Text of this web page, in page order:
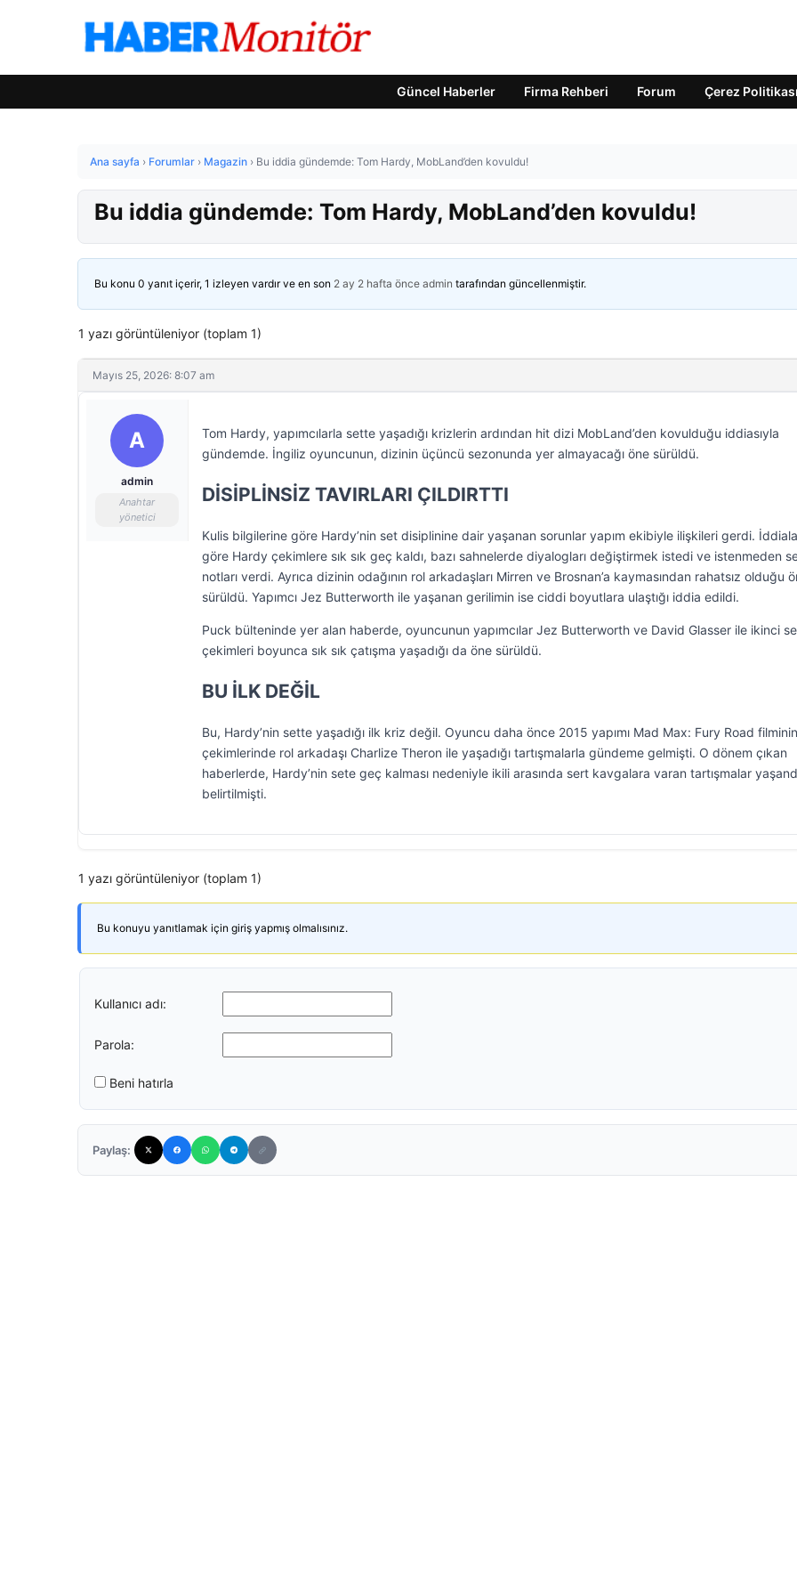
Güncel Haberler Firma Rehberi Forum Çerez Politikası
Ana sayfa › Forumlar › Magazin › Bu iddia gündemde: Tom Hardy, MobLand’den kovuldu!
Bu iddia gündemde: Tom Hardy, MobLand’den kovuldu!
Bu konu 0 yanıt içerir, 1 izleyen vardır ve en son 2 ay 2 hafta önce admin tarafından güncellenmiştir.
1 yazı görüntüleniyor (toplam 1)
Mayıs 25, 2026: 8:07 am
A
admin
Anahtar
yönetici
Tom Hardy, yapımcılarla sette yaşadığı krizlerin ardından hit dizi MobLand’den kovulduğu iddiasıyla
gündemde. İngiliz oyuncunun, dizinin üçüncü sezonunda yer almayacağı öne sürüldü.
DİSİPLİNSİZ TAVIRLARI ÇILDIRTTI
Kulis bilgilerine göre Hardy’nin set disiplinine dair yaşanan sorunlar yapım ekibiyle ilişkileri gerdi.
göre Hardy çekimlere sık sık geç kaldı, bazı sahnelerde diyalogları değiştirmek istedi ve istenmeden
notları verdi. Ayrıca dizinin odağının rol arkadaşları Mirren ve Brosnan’a kaymasından rahatsız olduğu
sürüldü. Yapımcı Jez Butterworth ile yaşanan gerilimin ise ciddi boyutlara ulaştığı iddia edildi.
Puck bülteninde yer alan haberde, oyuncunun yapımcılar Jez Butterworth ve David Glasser ile ikinci
çekimleri boyunca sık sık çatışma yaşadığı da öne sürüldü.
BU İLK DEĞİL
Bu, Hardy’nin sette yaşadığı ilk kriz değil. Oyuncu daha önce 2015 yapımı Mad Max: Fury Road filminin
çekimlerinde rol arkadaşı Charlize Theron ile yaşadığı tartışmalarla gündeme gelmişti. O dönem çıkan
haberlerde, Hardy’nin sete geç kalması nedeniyle ikili arasında sert kavgalara varan tartışmalar
belirtilmişti.
1 yazı görüntüleniyor (toplam 1)
Bu konuyu yanıtlamak için giriş yapmış olmalısınız.
Kullanıcı adı:
Parola:
Beni hatırla
Paylaş: